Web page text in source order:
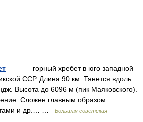
— горный хребет в юго западной
ССР. Длина 90 км. Тянется вдоль
Высота до 6096 м (пик Маяковского).
Сложен главным образом
и др.… …
Большая советская